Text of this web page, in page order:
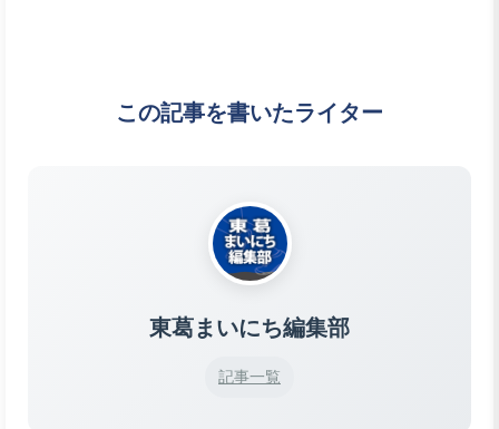
この記事を書いたライター
東葛まいにち編集部
記事一覧